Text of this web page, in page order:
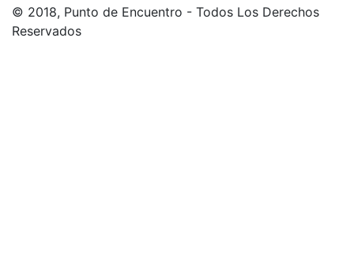
© 2018, Punto de Encuentro - Todos Los Derechos
Reservados